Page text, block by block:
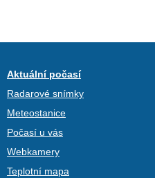
Aktuální počasí
Radarové snímky
Meteostanice
Počasí u vás
Webkamery
Teplotní mapa